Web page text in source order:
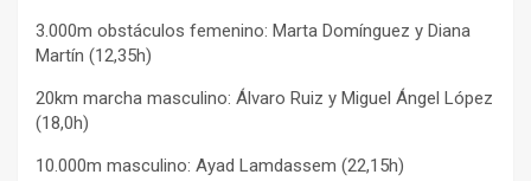
3.000m obstáculos femenino: Marta Domínguez y Diana
Martín (12,35h)
20km marcha masculino: Álvaro Ruiz y Miguel Ángel López
(18,0h)
10.000m masculino: Ayad Lamdassem (22,15h)